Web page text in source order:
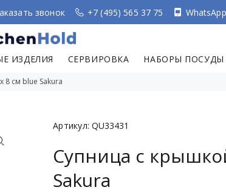
звонок +7 (495) 565 37 75 WhatsApp
ИЗДЕЛИЯ СЕРВИРОВКА НАБОРЫ ПОСУДЫ
8 см blue Sakura
Артикул: QU33431
Супница с
Sakura